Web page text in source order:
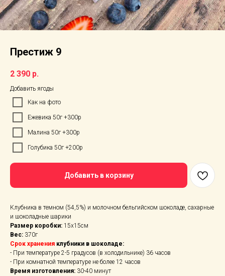
Престиж 9
2 390 р.
Добавить ягоды
Как на фото
Ежевика 50г +300р
Малина 50г +300р
Голубика 50г +200р
Добавить в корзину
Клубника в темном (54,5%) и молочном бельгийском шоколаде, сахарные
и шоколадные шарики
Размер коробки: 15х15см
Вес: 370г
Срок хранения клубники в шоколаде:
- При температуре 2-5 градусов (в холодильнике) 36 часов
- При комнатной температуре не более 12 часов
Время изготовления: 30-40 минут